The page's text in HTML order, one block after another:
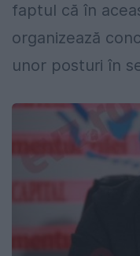
faptul că în
organizează
unor posturi în